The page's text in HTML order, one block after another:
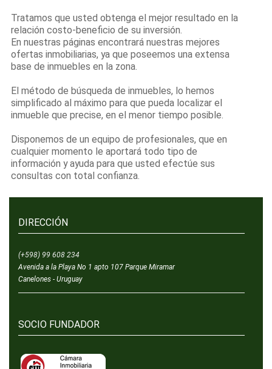
Tratamos que usted obtenga el mejor resultado en la
relación costo-beneficio de su inversión.
En nuestras páginas encontrará nuestras mejores
ofertas inmobiliarias, ya que poseemos una extensa
base de inmuebles en la zona.
El método de búsqueda de inmuebles, lo hemos
simplificado al máximo para que pueda localizar el
inmueble que precise, en el menor tiempo posible.
Disponemos de un equipo de profesionales, que en
cualquier momento le aportará todo tipo de
información y ayuda para que usted efectúe sus
consultas con total confianza.
DIRECCIÓN
(+598) 99 608 234
Avenida a la Playa No 1 apto 107 Parque Miramar
Canelones - Uruguay
SOCIO FUNDADOR